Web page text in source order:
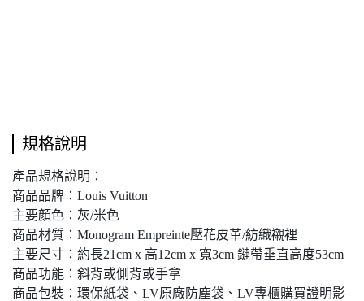
規格說明
產品規格說明：
商品品牌：Louis Vuitton
主要顏色：灰/米色
商品材質：Monogram Empreinte壓花皮革/紡織襯裡
主要尺寸：約長21cm x 高12cm x 寬3cm 鏈帶垂直高度53cm
商品功能：斜背或側背或手拿
商品包裝：環保紙袋、LV原廠防塵袋、LV專櫃購買證明影